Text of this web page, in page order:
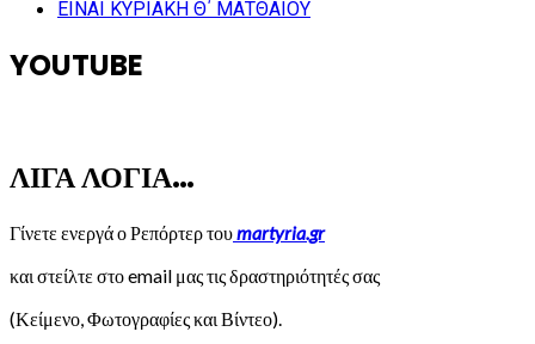
ΕΙΝΑΙ ΚΥΡΙΑΚΗ Θ΄ ΜΑΤΘΑΙΟΥ
YOUTUBE
ΛΙΓΑ ΛΟΓΙΑ…
Γίνετε ενεργά ο Ρεπόρτερ τουmartyria.gr
και στείλτε στο email μας τις δραστηριότητές σας
(Κείμενο, Φωτογραφίες και Βίντεο).